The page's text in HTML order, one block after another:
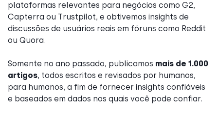
plataformas relevantes para negócios como G2,
Capterra ou Trustpilot, e obtivemos insights de
discussões de usuários reais em fóruns como Reddit
ou Quora.
Somente no ano passado, publicamos mais de 1.000
artigos, todos escritos e revisados por humanos,
para humanos, a fim de fornecer insights confiáveis
e baseados em dados nos quais você pode confiar.